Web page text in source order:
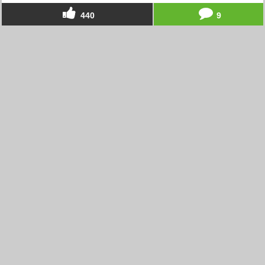
440 9